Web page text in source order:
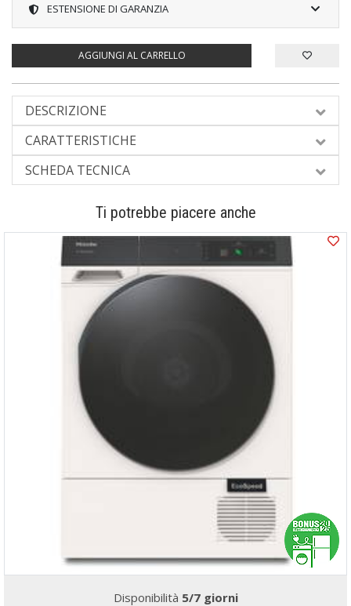
ESTENSIONE DI GARANZIA
AGGIUNGI AL CARRELLO
DESCRIZIONE
CARATTERISTICHE
SCHEDA TECNICA
Ti potrebbe piacere anche
Disponibilità 5/7 giorni